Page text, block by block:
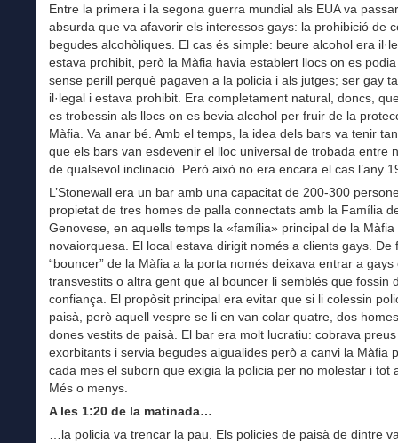
Entre la primera i la segona guerra mundial als EUA va
absurda que va afavorir els interessos gays: la prohibició de
begudes alcohòliques. El cas és simple: beure alcohol era
estava prohibit, però la Màfia havia establert llocs on es
sense perill perquè pagaven a la policia i als jutges; ser gay
il·legal i estava prohibit. Era completament natural, doncs,
es trobessin als llocs on es bevia alcohol per fruir de la
Màfia. Va anar bé. Amb el temps, la idea dels bars va tenir
que els bars van esdevenir el lloc universal de trobada entre
de qualsevol inclinació. Però això no era encara el cas l’any
L’Stonewall era un bar amb una capacitat de 200-300
propietat de tres homes de palla connectats amb la Família
Genovese, en aquells temps la «família» principal de la Màfia
novaiorquesa. El local estava dirigit només a clients gays. De
“bouncer” de la Màfia a la porta només deixava entrar a gays
transvestits o altra gent que al bouncer li semblés que fossin
confiança. El propòsit principal era evitar que si li colessin
paisà, però aquell vespre se li en van colar quatre, dos
dones vestits de paisà. El bar era molt lucratiu: cobrava preus
exorbitants i servia begudes aigualides però a canvi la Màfia
cada mes el suborn que exigia la policia per no molestar i tot
Més o menys.
A les 1:20 de la matinada…
…la policia va trencar la pau. Els policies de paisà de dintre